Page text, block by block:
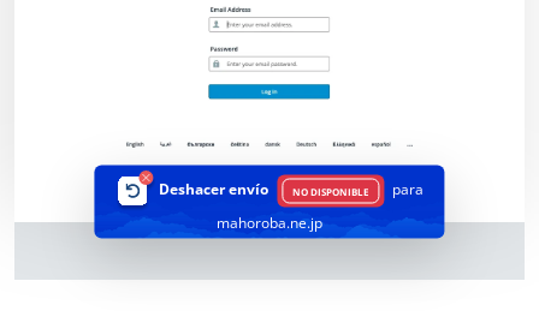
Deshacer envío NO DISPONIBLE
para
mahoroba.ne.jp